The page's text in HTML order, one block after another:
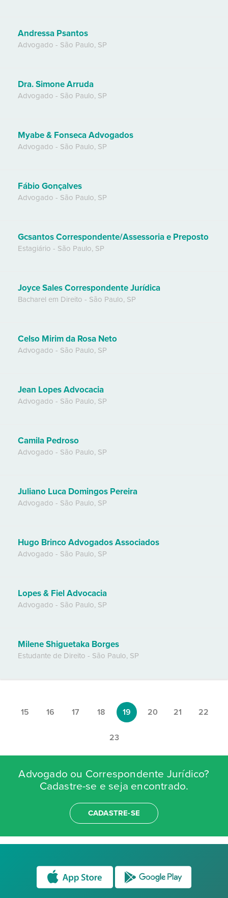
Andressa Psantos
Advogado - São Paulo, SP
Dra. Simone Arruda
Advogado - São Paulo, SP
Myabe & Fonseca Advogados
Advogado - São Paulo, SP
Fábio Gonçalves
Advogado - São Paulo, SP
Gcsantos Correspondente/Assessoria e Preposto
Estagiário - São Paulo, SP
Joyce Sales Correspondente Jurídica
Bacharel em Direito - São Paulo, SP
Celso Mirim da Rosa Neto
Advogado - São Paulo, SP
Jean Lopes Advocacia
Advogado - São Paulo, SP
Camila Pedroso
Advogado - São Paulo, SP
Juliano Luca Domingos Pereira
Advogado - São Paulo, SP
Hugo Brinco Advogados Associados
Advogado - São Paulo, SP
Lopes & Fiel Advocacia
Advogado - São Paulo, SP
Milene Shiguetaka Borges
Estudante de Direito - São Paulo, SP
15 16 17 18 19 20 21 22
23
Advogado ou Correspondente Jurídico?
Cadastre-se e seja encontrado.
CADASTRE-SE